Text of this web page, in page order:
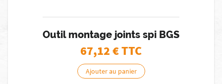
Outil montage joints spi BGS
67,12€ TTC
Ajouter au panier